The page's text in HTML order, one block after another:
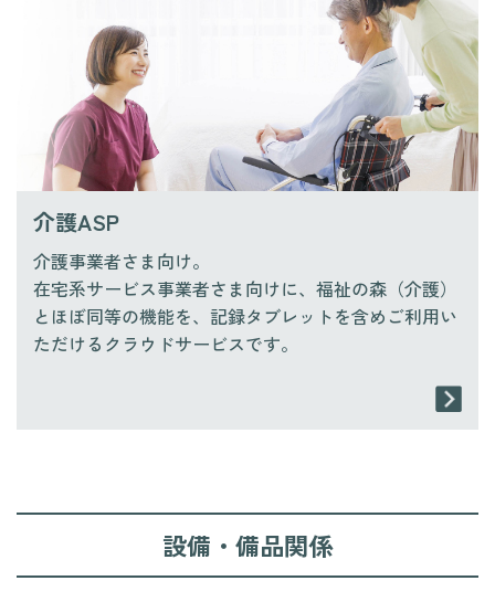
介護ASP
介護事業者さま向け。
在宅系サービス事業者さま向けに、福祉の森（介護）
とほぼ同等の機能を、記録タブレットを含めご利用い
ただけるクラウドサービスです。
設備・備品関係